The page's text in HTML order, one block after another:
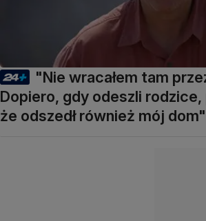
"Nie wracałem tam
Dopiero, gdy odeszli rodzice,
że odszedł również mój dom"